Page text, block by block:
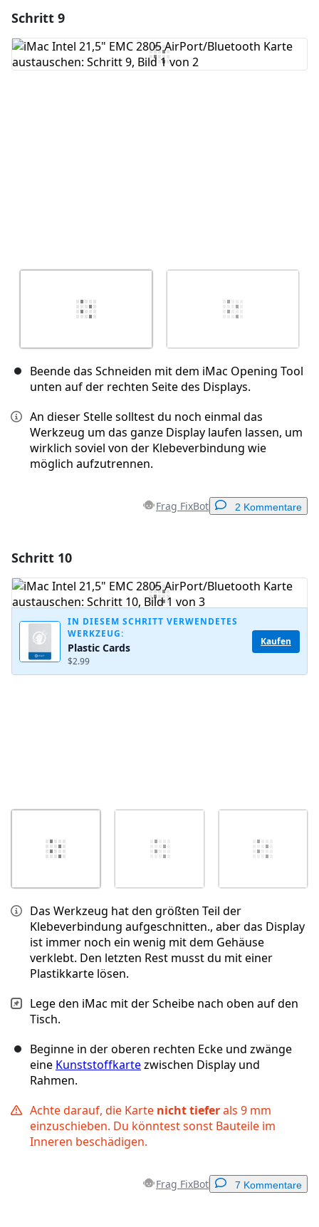
Kommentar hinzufügen
Schritt 9
Beende das Schneiden mit dem iMac Opening Tool
unten auf der rechten Seite des Displays.
An dieser Stelle solltest du noch einmal das
Werkzeug um das ganze Display laufen lassen, um
wirklich soviel von der Klebeverbindung wie
möglich aufzutrennen.
Frag FixBot 2 Kommentare
Kommentar hinzufügen
Kommentieren
Schritt 10
IN DIESEM SCHRITT VERWENDETES
WERKZEUG:
Plastic Cards
$2.99
Kaufen
Das Werkzeug hat den größten Teil der
Klebeverbindung aufgeschnitten., aber das Display
ist immer noch ein wenig mit dem Gehäuse
verklebt. Den letzten Rest musst du mit einer
Plastikkarte lösen.
Lege den iMac mit der Scheibe nach oben auf den
Tisch.
Beginne in der oberen rechten Ecke und zwänge
eine Kunststoffkartezwischen Display und
Rahmen.
Achte darauf, die Karte nicht tieferals 9 mm
einzuschieben. Du könntest sonst Bauteile im
Inneren beschädigen.
Frag FixBot 7 Kommentare